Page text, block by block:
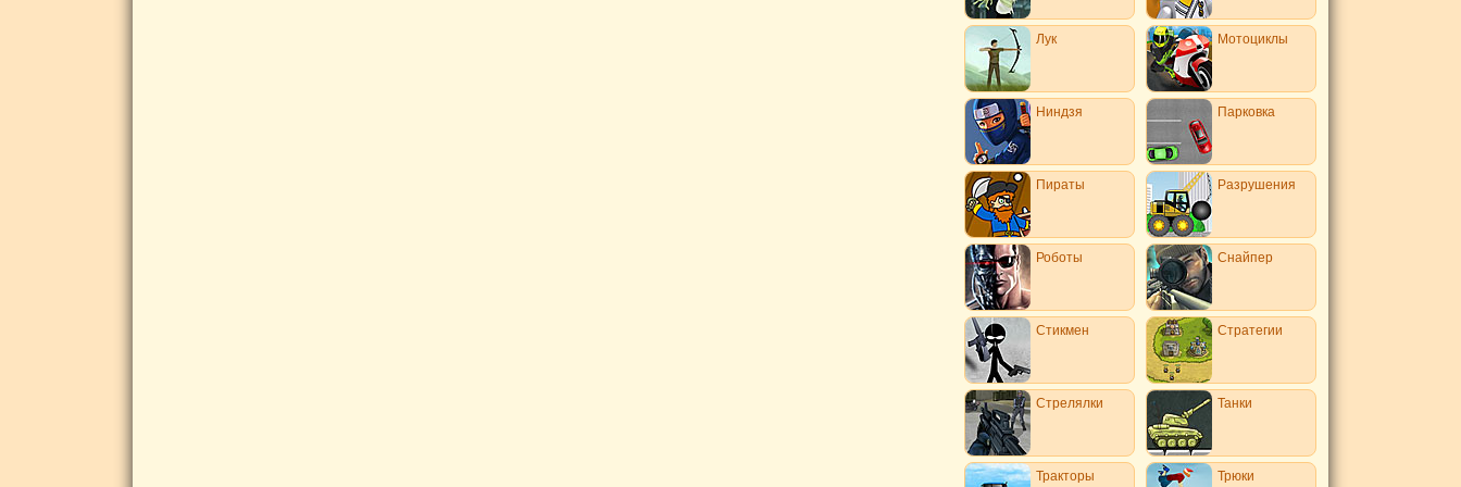
Лук Мотоциклы
Ниндзя Парковка
Пираты Разрушения
Роботы Снайпер
Стикмен Стратегии
Стрелялки Танки
Тракторы Трюки